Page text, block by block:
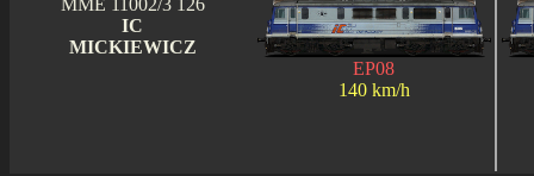
MME 11002/3 126
IC
MICKIEWICZ
EP08
140 km/h